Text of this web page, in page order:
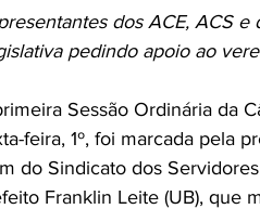
dos ACE, ACS
pedindo apoio ao
Sessão Ordinária da
feira, 1º, foi marcada pela
do Sindicato dos
Franklin Leite (UB), que